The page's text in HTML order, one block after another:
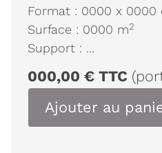
Format : 0000 x 0000
Surface : 0000 m2
Support : ...
000,00 € TTC
Ajouter au